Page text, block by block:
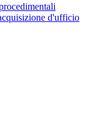
d'ufficio